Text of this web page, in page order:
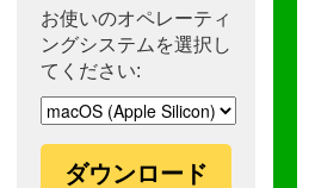
お使いのオペレーティ
ングシステムを選択し
てください:
ダウンロード